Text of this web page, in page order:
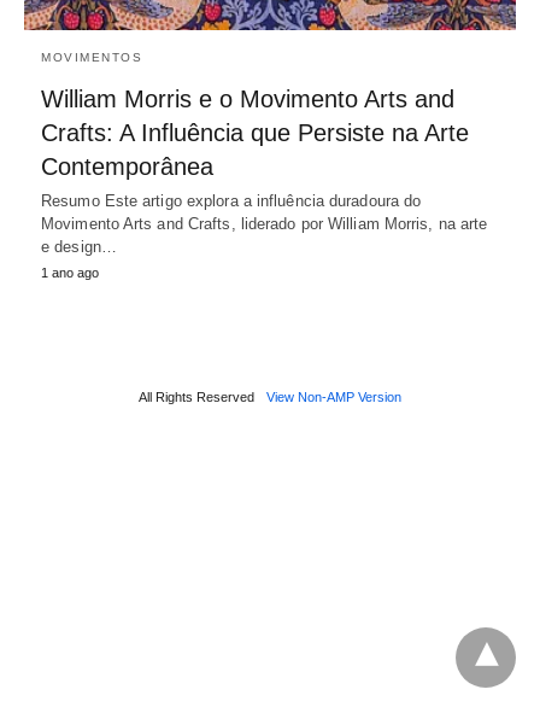
MOVIMENTOS
William Morris e o Movimento Arts and
Crafts: A Influência que Persiste na Arte
Contemporânea
Resumo Este artigo explora a influência duradoura do
Movimento Arts and Crafts, liderado por William Morris, na arte
e design…
1 ano ago
All Rights Reserved View Non-AMP Version